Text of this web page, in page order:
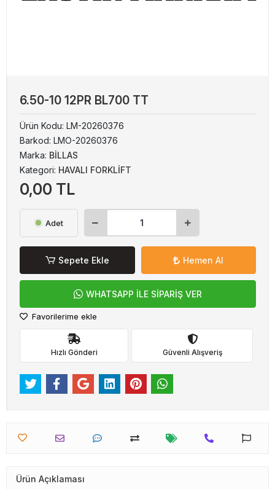
6.50-10 12PR BL700 TT
Ürün Kodu: LM-20260376
Barkod: LMO-20260376
Marka: BİLLAS
Kategori: HAVALI FORKLİFT
0,00 TL
Adet
Sepete Ekle Hemen Al
WHATSAPP İLE SİPARİŞ VER
Favorilerime ekle
Hızlı Gönderi Güvenli Alışveriş
Ürün Açıklaması